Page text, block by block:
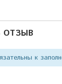
ОТЗЫВ
к